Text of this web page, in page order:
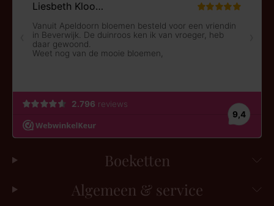
Boeketten
Algemeen & service